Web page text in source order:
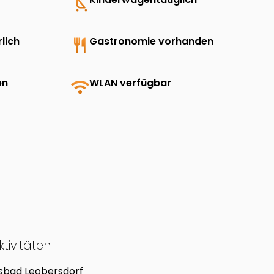
restaurant Gastronomie vorhanden
wifiWLAN verfügbar
Leobersdorf